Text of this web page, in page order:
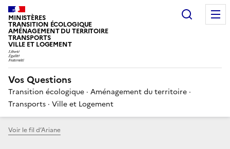
MINISTÈRES
TRANSITION ÉCOLOGIQUE
AMÉNAGEMENT DU TERRITOIRE
TRANSPORTS
VILLE ET LOGEMENT
Vos Questions
Transition écologique · Aménagement du territoire ·
Transports · Ville et Logement
Voir le fil d’Ariane